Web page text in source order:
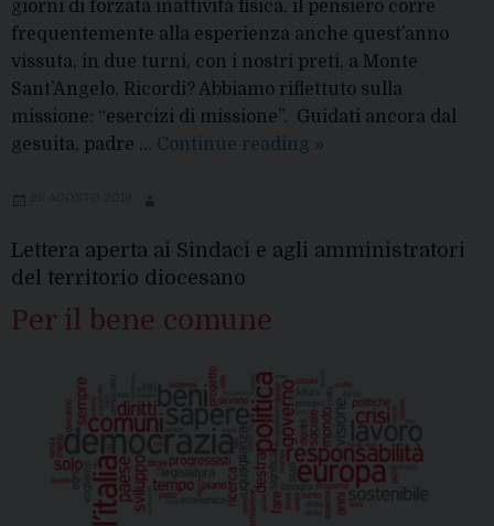
giorni di forzata inattività fisica, il pensiero corre
frequentemente alla esperienza anche quest’anno
vissuta, in due turni, con i nostri preti, a Monte
Sant’Angelo. Ricordi? Abbiamo riflettuto sulla
missione: “esercizi di missione”. Guidati ancora dal
gesuita, padre … Continue reading Riflessioni
diocesano
»
Lettera aperta ai Sindaci e agli amministratori
del territorio diocesano
Per il bene comune